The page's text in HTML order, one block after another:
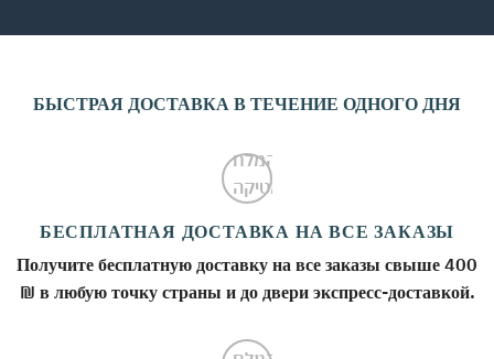
БЫСТРАЯ ДОСТАВКА В ТЕЧЕНИЕ ОДНОГО ДНЯ
БЕСПЛАТНАЯ ДОСТАВКА НА ВСЕ ЗАКАЗЫ
Получите бесплатную доставку на все заказы свыше 400
₪ в любую точку страны и до двери экспресс-доставкой.